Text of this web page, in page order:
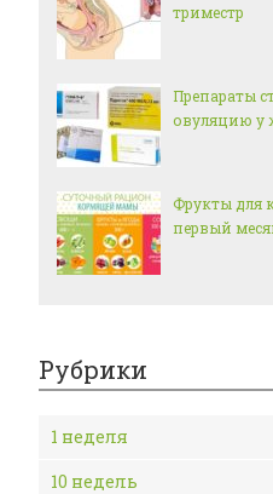
триместр
Препараты
овуляцию
Фрукты для
первый
Рубрики
1 неделя
10 недель